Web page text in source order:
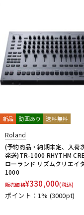
アンプ
DJ機器
DTM オンライ
Miditech
moog
N-S
Neo Instruments No
Oberheim
Playtime
RADIKAL TECHNOLOGIES
Studiologic
SUZUKI
T-Y
TAHORNG Tech
UDG
UDO Audio
Waldorf
YAMAHA
キョーリツ 甲南
新品 動画あり 送料無料
Roland
(予約商品・納期未定、入荷
発送)TR-1000 RHYTHM
ローランド リズムクリエイ
1000
販売価格¥330,000(税込)
ポイント：1% (3000pt)